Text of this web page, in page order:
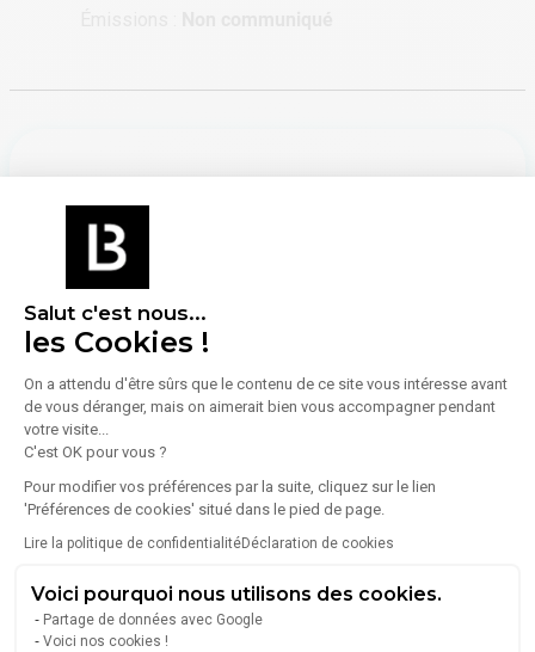
Salut c'est nous...
les Cookies !
On a attendu d'être sûrs que le contenu de ce site vous intéresse avant
de vous déranger, mais on aimerait bien vous accompagner pendant
votre visite...
C'est OK pour vous ?
Pour modifier vos préférences par la suite, cliquez sur le lien
'Préférences de cookies' situé dans le pied de page.
Lire la politique de confidentialitéDéclaration de cookies
Voici pourquoi nous utilisons des cookies.
Partage de données avec Google
Voici nos cookies !
IBUROSHOP
26 Place Du Marché Saint-Honoré
Voir toutes les annonces de l'agence
Un projet, un besoin ou un rêve Iburoshop est VOTRE
ses différents atouts à votre service : la réactivité d'une
structure humaine, une approche personnalisée prenant
en compte des exigences spécifiques, une stratégie de
médias les plus connus, une puissance relationnelle
permettant une offre différente et bien sûr une parfaite
connaissance du marché.
Avoir plus d'informations sur le bien